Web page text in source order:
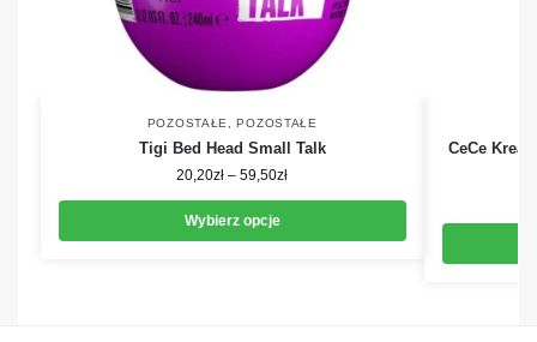
POZOSTAŁE ,POZOSTAŁE
Tigi Bed Head Small Talk
20,20zł – 59,50zł
Wybierz opcje
CeCe